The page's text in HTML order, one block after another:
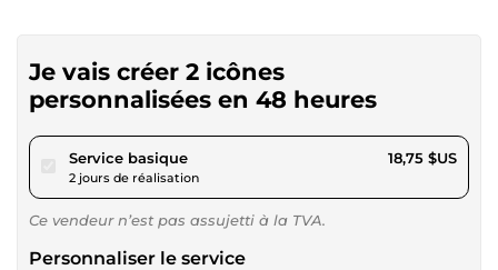
Je vais créer 2 icônes
personnalisées en 48 heures
Service basiquepour 17,28 $US
2 jours de réalisation
18,75 $US
Ce vendeur n’est pas assujetti à la TVA.
Personnaliser le service